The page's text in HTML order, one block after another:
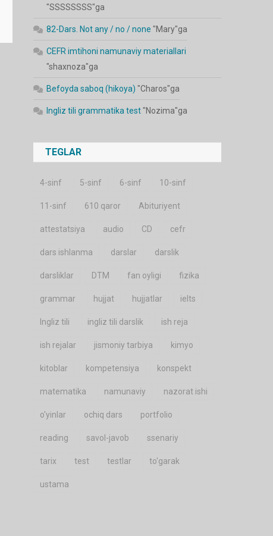
"SSSSSSSS"ga
82-Dars. Not any / no / none "Mary"ga
CEFR imtihoni namunaviy materiallari
"shaxnoza"ga
Befoyda saboq (hikoya) "Charos"ga
Ingliz tili grammatika test"Nozima"ga
TEGLAR
4-sinf 5-sinf 6-sinf 10-sinf
11-sinf 610 qaror Abituriyent
attestatsiya audio CD cefr
dars ishlanma darslar darslik
darsliklar DTM fan oyligi fizika
grammar hujjat hujjatlar ielts
Ingliz tili ingliz tili darslik ish reja
ish rejalar jismoniy tarbiya kimyo
kitoblar kompetensiya konspekt
matematika namunaviy nazorat ishi
o'yinlar ochiq dars portfolio
reading savol-javob ssenariy
tarix test testlar to'garak
ustama